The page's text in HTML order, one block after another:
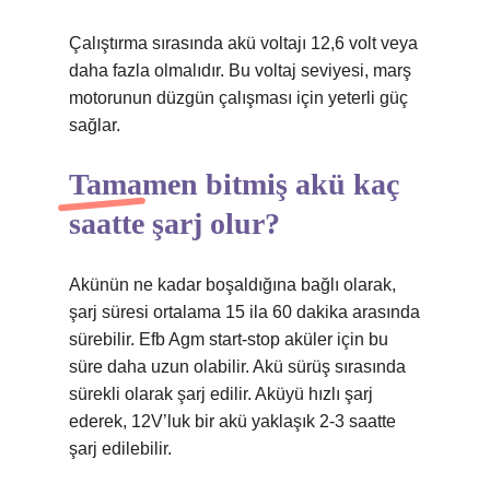
Çalıştırma sırasında akü voltajı 12,6 volt veya
daha fazla olmalıdır. Bu voltaj seviyesi, marş
motorunun düzgün çalışması için yeterli güç
sağlar.
Tamamen bitmiş akü kaç
saatte şarj olur?
Akünün ne kadar boşaldığına bağlı olarak,
şarj süresi ortalama 15 ila 60 dakika arasında
sürebilir. Efb Agm start-stop aküler için bu
süre daha uzun olabilir. Akü sürüş sırasında
sürekli olarak şarj edilir. Aküyü hızlı şarj
ederek, 12V’luk bir akü yaklaşık 2-3 saatte
şarj edilebilir.